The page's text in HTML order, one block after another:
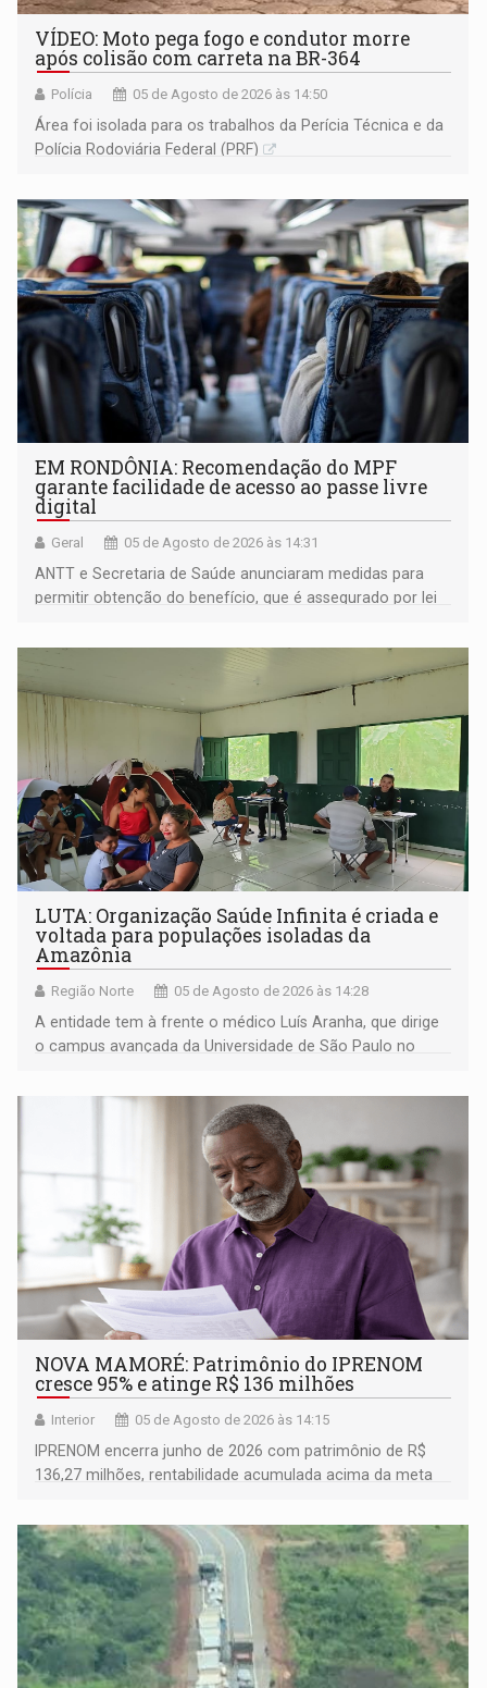
VÍDEO: Moto pega fogo e condutor morre
após colisão com carreta na BR-364
Polícia 05 de Agosto de 2026 às 14:50
Área foi isolada para os trabalhos da Perícia Técnica e da
Polícia Rodoviária Federal (PRF)
EM RONDÔNIA: Recomendação do MPF
garante facilidade de acesso ao passe livre
digital
Geral 05 de Agosto de 2026 às 14:31
ANTT e Secretaria de Saúde anunciaram medidas para
permitir obtenção do benefício, que é assegurado por lei
LUTA: Organização Saúde Infinita é criada e
voltada para populações isoladas da
Amazônia
Região Norte 05 de Agosto de 2026 às 14:28
A entidade tem à frente o médico Luís Aranha, que dirige
o campus avançada da Universidade de São Paulo no
NOVA MAMORÉ: Patrimônio do IPRENOM
cresce 95% e atinge R$ 136 milhões
Interior 05 de Agosto de 2026 às 14:15
IPRENOM encerra junho de 2026 com patrimônio de R$
136,27 milhões, rentabilidade acumulada acima da meta